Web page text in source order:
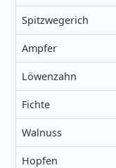
Spitzwegerich
Ampfer
Löwenzahn
Fichte
Walnuss
Hopfen